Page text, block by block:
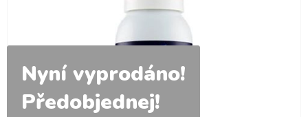
Nyní vyprodáno!
Předobjednej!